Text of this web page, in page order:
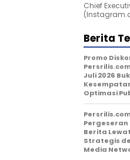
Chief
Berita
Promo
Juli 2026
Optimasi
Pergeseran
Berita
Strategis
Media